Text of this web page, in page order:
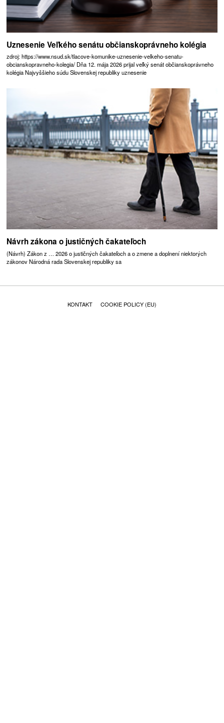
Uznesenie Veľkého senátu občianskoprávneho kolégia
zdroj: https://www.nsud.sk/tlacove-komunike-uznesenie-velkeho-senatu-
obcianskopravneho-kolegia/ Dňa 12. mája 2026 prijal veľký senát občianskoprávneho
kolégia Najvyššieho súdu Slovenskej republiky uznesenie
Návrh zákona o justičných čakateľoch
(Návrh) Zákon z … 2026 o justičných čakateľoch a o zmene a doplnení niektorých
zákonov Národná rada Slovenskej republiky sa
KONTAKT COOKIE POLICY (EU)